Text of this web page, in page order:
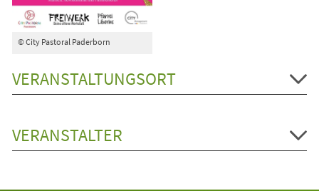
© City Pastoral Paderborn
VERANSTALTUNGSORT
VERANSTALTER